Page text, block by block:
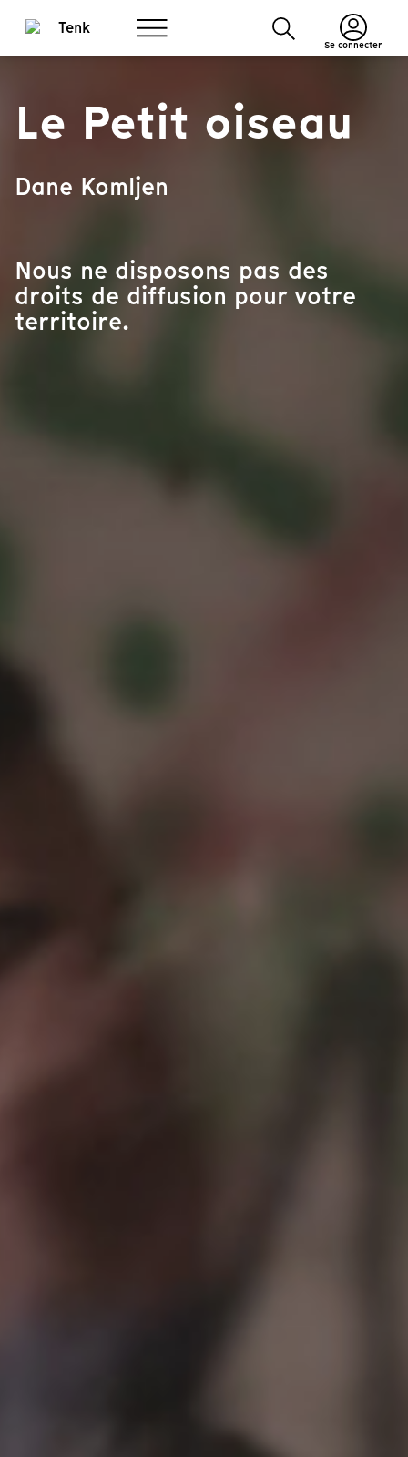
Se connecter
Le Petit oiseau
Dane Komljen
Nous ne disposons pas des
droits de diffusion pour votre
territoire.